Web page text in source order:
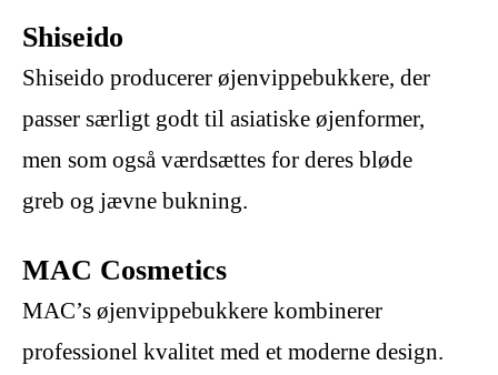
Shiseido
Shiseido producerer øjenvippebukkere, der
passer særligt godt til asiatiske øjenformer,
men som også værdsættes for deres bløde
greb og jævne bukning.
MAC Cosmetics
MAC’s øjenvippebukkere kombinerer
professionel kvalitet med et moderne design.